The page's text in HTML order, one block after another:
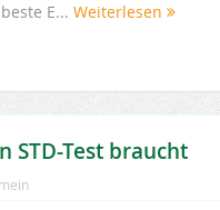
E... Weiterlesen
STD-Test braucht